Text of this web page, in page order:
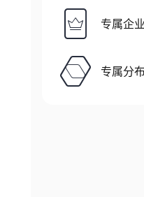
专属企
专属分